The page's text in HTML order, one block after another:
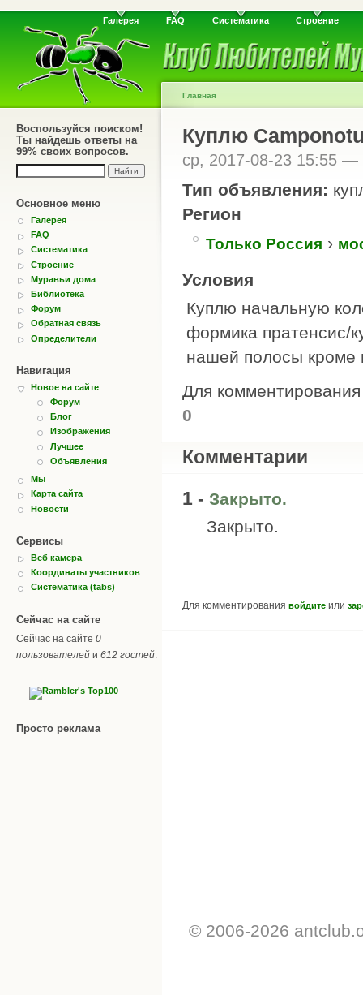
Галерея FAQ Систематика Строение
Воспользуйся поиском!
Ты найдешь ответы на
99% своих вопросов.
Основное меню
Галерея
FAQ
Систематика
Строение
Муравьи дома
Библиотека
Форум
Обратная связь
Определители
Навигация
Новое на сайте
Форум
Блог
Изображения
Лучшее
Объявления
Мы
Карта сайта
Новости
Сервисы
Веб камера
Координаты участников
Систематика (tabs)
Сейчас на сайте
Сейчас на сайте 0
пользователей и 612 гостей
Просто реклама
Главная
Куплю
ср, 2017-08-23 15:55 —
Тип объявления:
Регион
Только Россия ›
Условия
Куплю начальную
формика пратенсис/
нашей полосы кроме
Для
0
Комментарии
1 - Закрыто.
Закрыто.
Для комментирования войдите или
© 2006-2026